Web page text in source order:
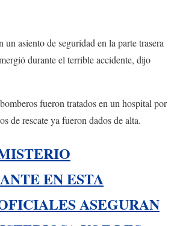
un asiento de seguridad en la parte trasera
durante el terrible accidente, dijo
fueron tratados en un hospital por
de rescate ya fueron dados de alta.
EN ESTA
ASEGURAN